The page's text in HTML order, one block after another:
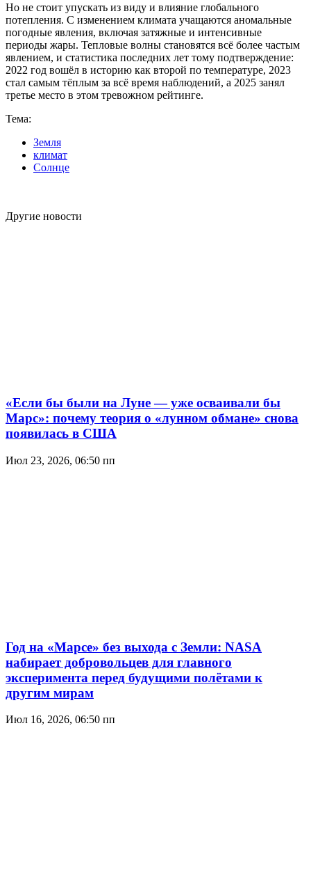
Но не стоит упускать из виду и влияние глобального
потепления. С изменением климата учащаются аномальные
погодные явления, включая затяжные и интенсивные
периоды жары. Тепловые волны становятся всё более частым
явлением, и статистика последних лет тому подтверждение:
2022 год вошёл в историю как второй по температуре, 2023
стал самым тёплым за всё время наблюдений, а 2025 занял
третье место в этом тревожном рейтинге.
Тема:
Земля
климат
Солнце
Другие новости
«Если бы были на Луне — уже осваивали бы
Марс»: почему теория о «лунном обмане» снова
появилась в США
Июл 23, 2026, 06:50 пп
Год на «Марсе» без выхода с Земли: NASA
набирает добровольцев для главного
эксперимента перед будущими полётами к
другим мирам
Июл 16, 2026, 06:50 пп